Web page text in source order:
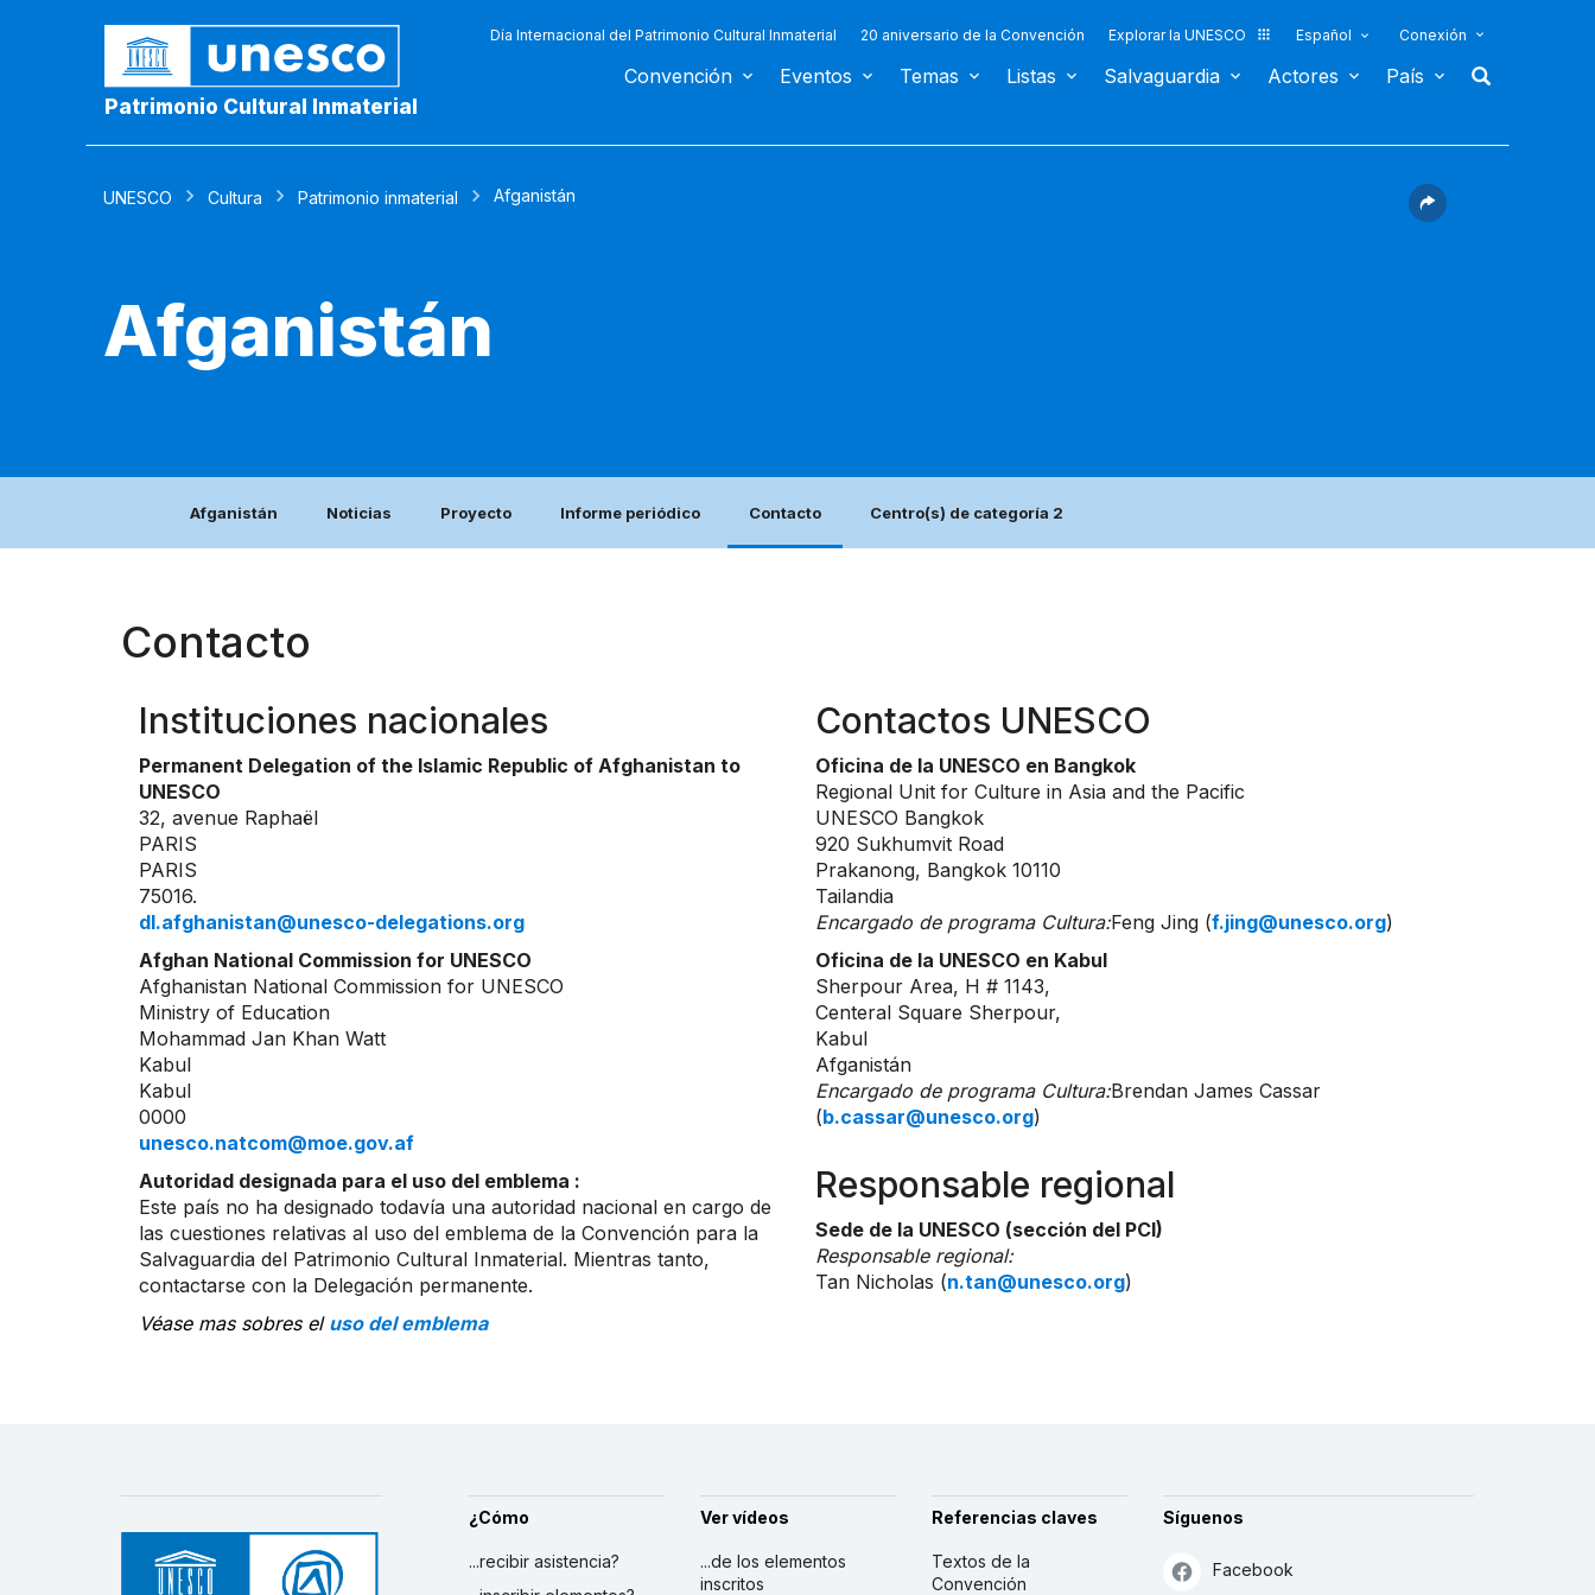
Patrimonio Cultural Inmaterial
Día Internacional del Patrimonio Cultural Inmaterial 20 aniversario de la Convención Explorar la UNESCO Español Conexión
Convención Eventos Temas Listas Salvaguardia Actores País
UNESCO Cultura Patrimonio inmaterial Afganistán
Afganistán
Afganistán Noticias Proyecto Informe periódico Contacto Centro(s) de categoría 2
Contacto
Instituciones nacionales
Permanent Delegation of the Islamic Republic of Afghanistan to
UNESCO
32, avenue Raphaël
PARIS
PARIS
75016.
dl.afghanistan@unesco-delegations.org
Afghan National Commission for UNESCO
Afghanistan National Commission for UNESCO
Ministry of Education
Mohammad Jan Khan Watt
Kabul
Kabul
0000
unesco.natcom@moe.gov.af
Autoridad designada para el uso del emblema :
Este país no ha designado todavía una autoridad nacional en cargo de
las cuestiones relativas al uso del emblema de la Convención para la
Salvaguardia del Patrimonio Cultural Inmaterial. Mientras tanto,
contactarse con la Delegación permanente.
Véase mas sobres el uso del emblema
Contactos UNESCO
Oficina de la UNESCO en Bangkok
Regional Unit for Culture in Asia and the Pacific
UNESCO Bangkok
920 Sukhumvit Road
Prakanong, Bangkok 10110
Tailandia
Encargado de programa Cultura:Feng Jing (f.jing@unesco.org)
Oficina de la UNESCO en Kabul
Sherpour Area, H # 1143,
Centeral Square Sherpour,
Kabul
Afganistán
Encargado de programa Cultura:Brendan James Cassar
(b.cassar@unesco.org)
Responsable regional
Sede de la UNESCO (sección del PCI)
Responsable regional:
Tan Nicholas (n.tan@unesco.org)
¿Cómo
...recibir asistencia?
Ver vídeos
...de los elementos
inscritos
Referencias claves
Textos de la
Convención
Síguenos
Facebook